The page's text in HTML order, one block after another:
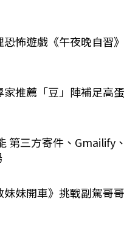
怖遊戲《午夜晚自習》
推薦「豆」陣補足高蛋
第三方寄件、Gmailify、
妹開車》挑戰副駕哥哥